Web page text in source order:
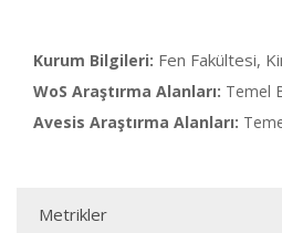
Kurum Bilgileri: Fen Fakültesi,
WoS Araştırma Alanları: Temel
Avesis Araştırma Alanları:
Metrikler